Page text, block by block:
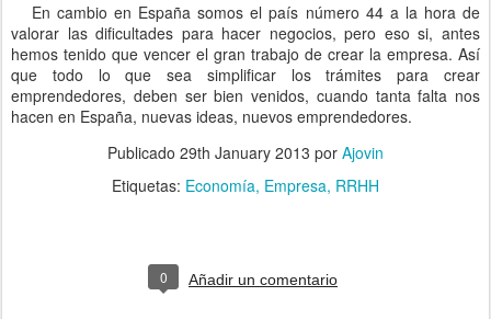
En cambio en España somos el país número 44 a la hora de
valorar las dificultades para hacer negocios, pero eso si, antes
hemos tenido que vencer el gran trabajo de crear la empresa. Así
que todo lo que sea simplificar los trámites para crear
emprendedores, deben ser bien venidos, cuando tanta falta nos
hacen en España, nuevas ideas, nuevos emprendedores.
Publicado 29th January 2013 por Ajovin
Etiquetas: Economía Empresa RRHH
0 Añadir un comentario